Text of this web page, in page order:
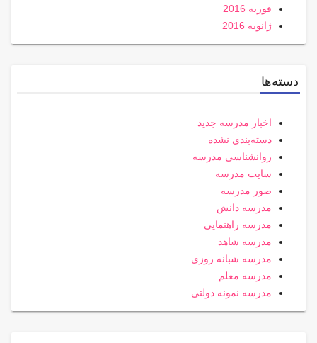
فوریه 2016
ژانویه 2016
دسته‌ها
اخبار مدرسه جدید
دسته‌بندی نشده
روانشناسی مدرسه
سایت مدرسه
صور مدرسه
مدرسه دانش
مدرسه راهنمایی
مدرسه شاهد
مدرسه شبانه روزی
مدرسه معلم
مدرسه نمونه دولتی